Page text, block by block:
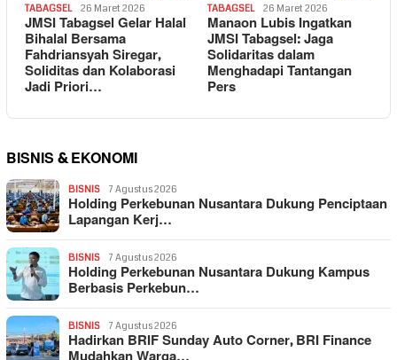
TABAGSEL 26 Maret 2026
JMSI Tabagsel Gelar Halal
Bihalal Bersama
Fahdriansyah Siregar,
Soliditas dan Kolaborasi
Jadi Priori…
TABAGSEL 26 Maret 2026
Manaon Lubis Ingatkan
JMSI Tabagsel: Jaga
Solidaritas dalam
Menghadapi Tantangan
Pers
BISNIS & EKONOMI
BISNIS 7 Agustus 2026
Holding Perkebunan Nusantara Dukung Penciptaan
Lapangan Kerj…
BISNIS 7 Agustus 2026
Holding Perkebunan Nusantara Dukung Kampus
Berbasis Perkebun…
BISNIS 7 Agustus 2026
Hadirkan BRIF Sunday Auto Corner, BRI Finance